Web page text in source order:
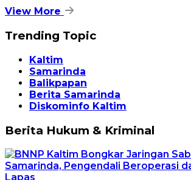
View More
Trending Topic
Kaltim
Samarinda
Balikpapan
Berita Samarinda
Diskominfo Kaltim
Berita Hukum & Kriminal